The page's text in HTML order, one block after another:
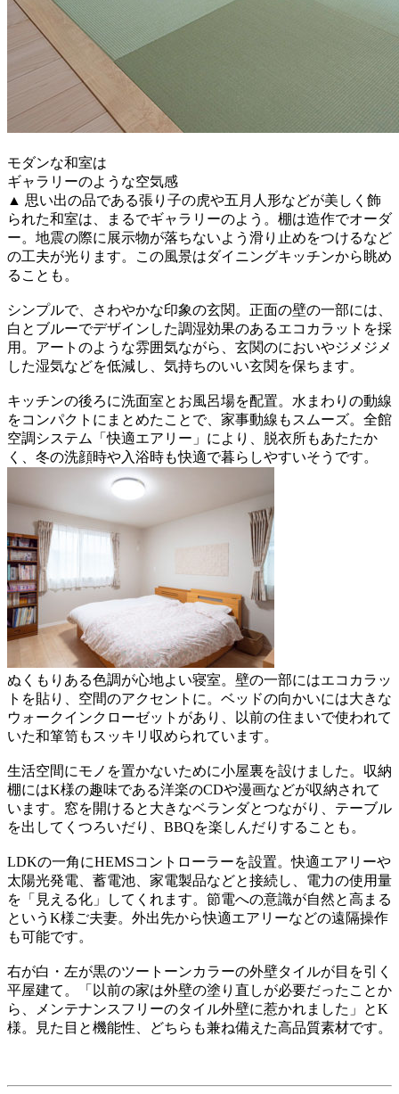
モダンな和室は
ギャラリーのような空気感
▲ 思い出の品である張り子の虎や五月人形などが美しく飾
られた和室は、まるでギャラリーのよう。棚は造作でオーダ
ー。地震の際に展示物が落ちないよう滑り止めをつけるなど
の工夫が光ります。この風景はダイニングキッチンから眺め
ることも。
シンプルで、さわやかな印象の玄関。正面の壁の一部には、
白とブルーでデザインした調湿効果のあるエコカラットを採
用。アートのような雰囲気ながら、玄関のにおいやジメジメ
した湿気などを低減し、気持ちのいい玄関を保ちます。
キッチンの後ろに洗面室とお風呂場を配置。水まわりの動線
をコンパクトにまとめたことで、家事動線もスムーズ。全館
空調システム「快適エアリー」により、脱衣所もあたたか
く、冬の洗顔時や入浴時も快適で暮らしやすいそうです。
ぬくもりある色調が心地よい寝室。壁の一部にはエコカラッ
トを貼り、空間のアクセントに。ベッドの向かいには大きな
ウォークインクローゼットがあり、以前の住まいで使われて
いた和箪笥もスッキリ収められています。
生活空間にモノを置かないために小屋裏を設けました。収納
棚にはK様の趣味である洋楽のCDや漫画などが収納されて
います。窓を開けると大きなベランダとつながり、テーブル
を出してくつろいだり、BBQを楽しんだりすることも。
LDKの一角にHEMSコントローラーを設置。快適エアリーや
太陽光発電、蓄電池、家電製品などと接続し、電力の使用量
を「見える化」してくれます。節電への意識が自然と高まる
というK様ご夫妻。外出先から快適エアリーなどの遠隔操作
も可能です。
右が白・左が黒のツートーンカラーの外壁タイルが目を引く
平屋建て。「以前の家は外壁の塗り直しが必要だったことか
ら、メンテナンスフリーのタイル外壁に惹かれました」とK
様。見た目と機能性、どちらも兼ね備えた高品質素材です。